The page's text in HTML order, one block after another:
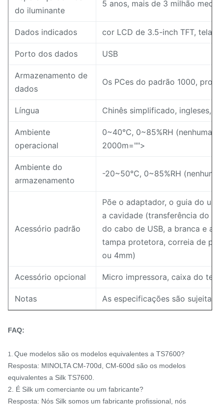
do iluminante
5 anos, mais de 3 milhão
Dados indicados cor LCD de 3.5-inch TFT, tela
Porto dos dados USB
Armazenamento de
dados
Os PCes do padrão 1000,
Língua Chinês simplificado, ingleses,
Ambiente
operacional
0~40℃, 0~85%RH (nenhuma
2000m="">
Ambiente do
armazenamento
-20~50℃, 0~85%RH
Acessório padrão
Põe o adaptador, o guia do
a cavidade (transferência do
do cabo de USB, a branca e a
tampa protetora, correia de
ou 4mm)
Acessório opcional Micro impressora, caixa do
Notas As especificações são sujeitas
FAQ:
1. Que modelos são os modelos equivalentes a TS7600?
Resposta: MINOLTA CM-700d, CM-600d são os modelos
equivalentes a Silk TS7600.
2. É Silk um comerciante ou um fabricante?
Resposta: Nós Silk somos um fabricante profissional, nós